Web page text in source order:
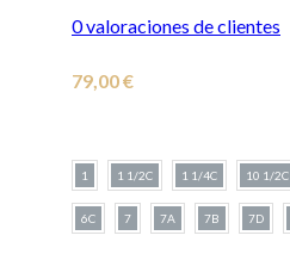
0valoraciones de clientes
79,00€
1 1 1/2C 1 1/4C 10 1/2C
6C 7 7A 7B 7D